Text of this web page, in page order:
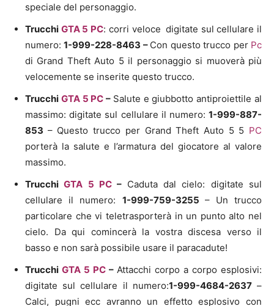
speciale del personaggio.
Trucchi GTA 5 PC: corri veloce digitate sul cellulare il
numero: 1-999-228-8463 – Con questo trucco per Pc
di Grand Theft Auto 5 il personaggio si muoverà più
velocemente se inserite questo trucco.
Trucchi GTA 5 PC – Salute e giubbotto antiproiettile al
massimo: digitate sul cellulare il numero: 1-999-887-
853 – Questo trucco per Grand Theft Auto 5 5 PC
porterà la salute e l’armatura del giocatore al valore
massimo.
TrucchiGTA 5 PC – Caduta dal cielo: digitate sul
cellulare il numero: 1-999-759-3255 – Un trucco
particolare che vi teletrasporterà in un punto alto nel
cielo. Da qui comincerà la vostra discesa verso il
basso e non sarà possibile usare il paracadute!
Trucchi GTA 5 PC – Attacchi corpo a corpo esplosivi:
digitate sul cellulare il numero:1-999-4684-2637–
Calci, pugni ecc avranno un effetto esplosivo con